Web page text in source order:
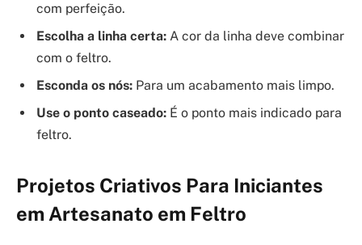
com perfeição.
Escolha a linha certa: A cor da linha deve combinar
com o feltro.
Esconda os nós: Para um acabamento mais limpo.
Use o ponto caseado: É o ponto mais indicado para
feltro.
Projetos Criativos Para Iniciantes
em Artesanato em Feltro